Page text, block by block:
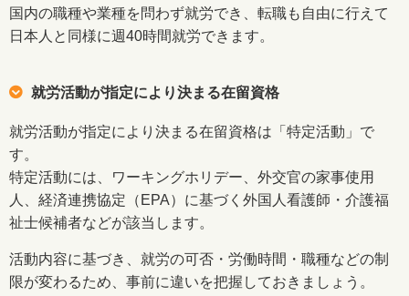
国内の職種や業種を問わず就労でき、転職も自由に行えて
日本人と同様に週40時間就労できます。
就労活動が指定により決まる在留資格
就労活動が指定により決まる在留資格は「特定活動」で
す。
特定活動には、ワーキングホリデー、外交官の家事使用
人、経済連携協定（EPA）に基づく外国人看護師・介護福
祉士候補者などが該当します。
活動内容に基づき、就労の可否・労働時間・職種などの制
限が変わるため、事前に違いを把握しておきましょう。